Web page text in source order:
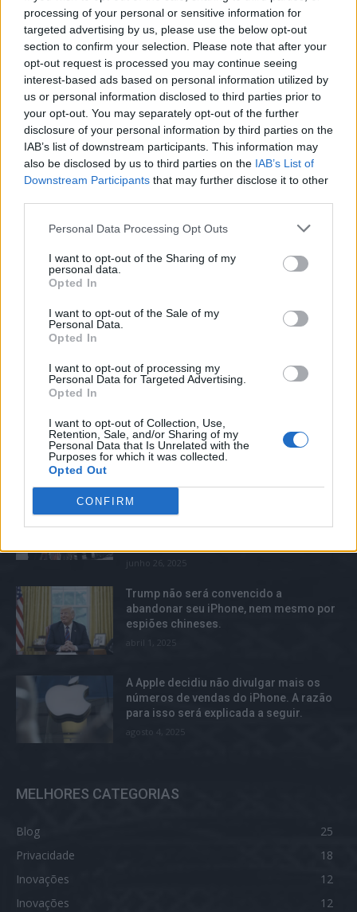
processing of your personal or sensitive information for
targeted advertising by us, please use the below opt-out
section to confirm your selection. Please note that after your
opt-out request is processed you may continue seeing
interest-based ads based on personal information utilized by
us or personal information disclosed to third parties prior to
your opt-out. You may separately opt-out of the further
disclosure of your personal information by third parties on the
IAB’s list of downstream participants. This information may
also be disclosed by us to third parties on the IAB’s List of
Downstream Participants that may further disclose it to other
Personal Data Processing Opt Outs
I want to opt-out of the Sharing of my
personal data.
Opted In
I want to opt-out of the Sale of my
Personal Data.
Opted In
I want to opt-out of processing my
Personal Data for Targeted Advertising.
Opted In
I want to opt-out of Collection, Use,
Retention, Sale, and/or Sharing of my
Personal Data that Is Unrelated with the
Purposes for which it was collected.
Opted Out
CONFIRM
medidas adequadas para prevenir a
disseminação de conteúdo violento em
Myanmar.
setembro 15, 2025
MELHORES DO DIA
O desmonte do iPhone XR revelou que
em comparação com a maioria dos
smartphones Android.
A empresa Apple já não possui um valor
“comportamento coordenado
TOP TRENDS
O desempenho da tecnologia de
reconhecimento facial da Amazônia não
parece estar sendo bem avaliado pela
junho 26, 2025
Trump não será convencido a
abandonar seu iPhone, nem mesmo por
espiões chineses.
abril 1, 2025
A Apple decidiu não divulgar mais os
números de vendas do iPhone. A razão
para isso será explicada a seguir.
agosto 4, 2025
MELHORES CATEGORIAS
Blog
25
Privacidade
18
Inovações
12
Inovações
12